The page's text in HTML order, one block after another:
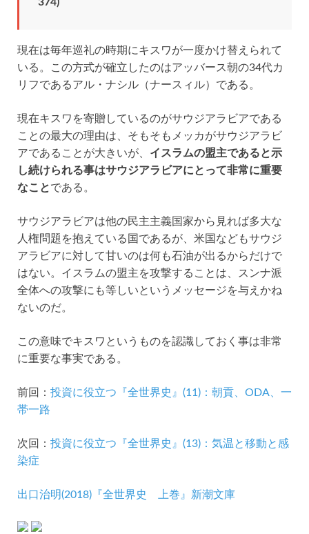
現在は毎年巡礼の時期にキスワが一度かけ替えられて
いる。この方式が確立したのはアッバース朝の34代カ
リフであるアル・ナシル（ナースィル）である。
現在キスワを寄贈しているのがサウジアラビアである
ことの最大の理由は、そもそもメッカがサウジアラビ
アであることが大きいが、 イスラムの盟主であると示
し続けられる事はサウジアラビアにとって非常に重要
なことである。
サウジアラビアは他の民主主義国家から見れば多大な
人権問題を抱えている国であるが、米国などもサウジ
アラビアに対して甘いのは何も石油が出るからだけで
はない。イスラムの盟主を攻撃することは、スンナ派
全体への攻撃にも等しいというメッセージを与えかね
ないのだ。
この意味でキスワというものを認識しておく事は非常
に重要な事実である。
前回： 投資に役立つ『全世界史』(11)：朝貢、ODA、一
帯一路
次回： 投資に役立つ『全世界史』(13)：気温と移動と感
染症
出口治明(2018)『全世界史 上巻』新潮文庫